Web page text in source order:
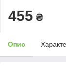
455 ₴
Опис